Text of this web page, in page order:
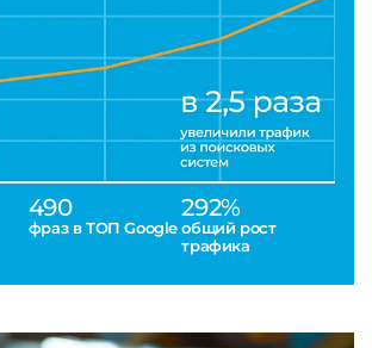
490
фраз в ТОП Google
292%
общий рост
трафика